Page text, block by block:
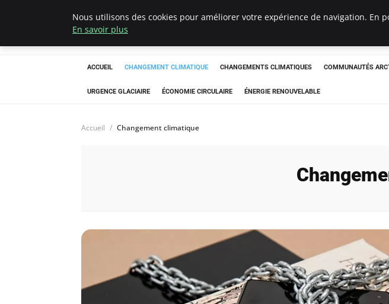
Arcticclimateemergency
ACCUEIL CHANGEMENT CLIMATIQUE CHANGEMENTS CLIMATIQUES COMMUNAUTÉS
URGENCE GLACIAIRE ÉCONOMIE CIRCULAIRE ÉNERGIE RENOUVELABLE
Accueil Changement climatique
Nous utilisons des cookies pour améliorer votre expérience de navigation.
En savoir plus